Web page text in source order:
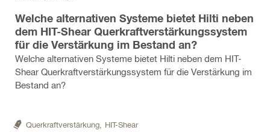
Welche alternativen Systeme bietet Hilti neben
dem HIT-Shear Querkraftverstärkungssystem
für die Verstärkung im Bestand an?
Welche alternativen Systeme bietet Hilti neben dem HIT-
Shear Querkraftverstärkungssystem für die Verstärkung im
Bestand an?
Querkraftverstärkung, HIT-Shear